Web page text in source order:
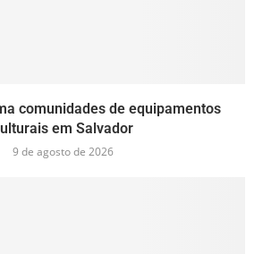
comunidades de equipamentos
em Salvador
9 de agosto de 2026